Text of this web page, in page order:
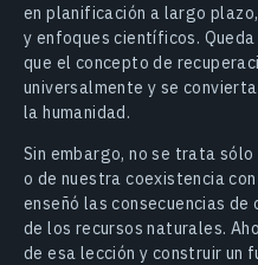
en planificación a largo
y enfoques científicos.
que el concepto de
universalmente y se
la humanidad.
Sin embargo, no se trata
o de nuestra coexistencia
enseñó las consecuencias
de los recursos naturales.
de esa lección y construir un